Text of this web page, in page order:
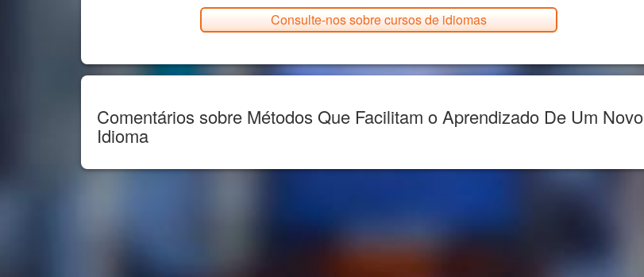
Consulte-nos sobre cursos de idiomas
Comentários sobre Métodos Que Facilitam o Aprendizado De Um Novo
Idioma